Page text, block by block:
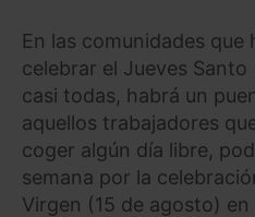
En las comunidades
celebrar el Jueves
casi todas, habrá un
aquellos trabajadores
coger algún día libre,
semana por la
Virgen (15 de agosto)